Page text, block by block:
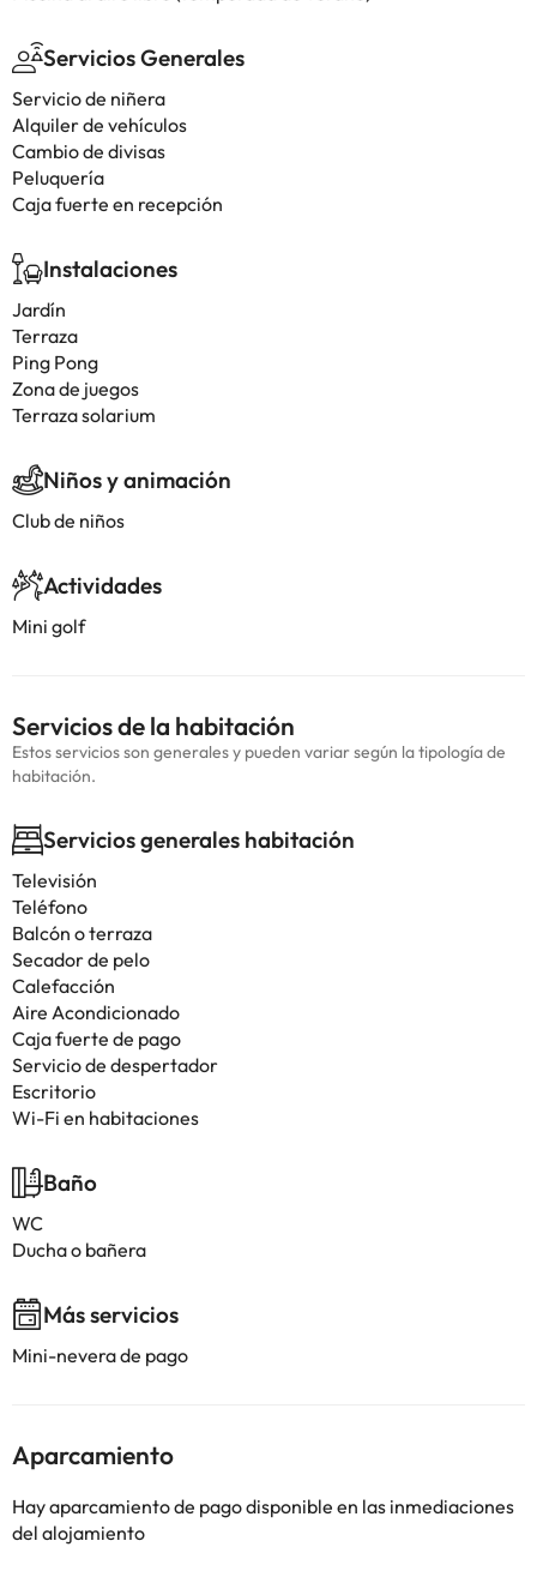
Servicios Generales
Servicio de niñera
Alquiler de vehículos
Cambio de divisas
Peluquería
Caja fuerte en recepción
Instalaciones
Jardín
Terraza
Ping Pong
Zona de juegos
Terraza solarium
Niños y animación
Club de niños
Actividades
Mini golf
Servicios de la habitación
Estos servicios son generales y pueden variar según la tipología de
habitación.
Servicios generales habitación
Televisión
Teléfono
Balcón o terraza
Secador de pelo
Calefacción
Aire Acondicionado
Caja fuerte de pago
Servicio de despertador
Escritorio
Wi-Fi en habitaciones
Baño
WC
Ducha o bañera
Más servicios
Mini-nevera de pago
Aparcamiento
Hay aparcamiento de pago disponible en las inmediaciones
del alojamiento